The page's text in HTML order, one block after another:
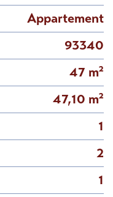
Appartement
93340
47 m²
47,10 m²
1
2
1